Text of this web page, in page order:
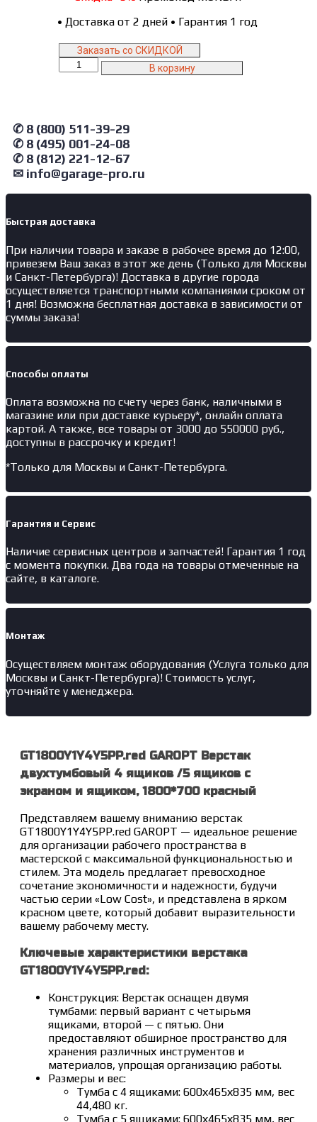
• Доставка от 2 дней • Гарантия 1 год
Заказать со СКИДКОЙ
Количество
двухтумбовый
4
ящиков
/5
ящиков
и
1800*700
красный
В корзину
✆ 8 (800) 511-39-29
✆ 8 (495) 001-24-08
✆ 8 (812) 221-12-67
✉ info@garage-pro.ru
Быстрая доставка
При наличии товара и заказе в рабочее время до 12:00,
привезем Ваш заказ в этот же день (Только для Москвы
и Санкт-Петербурга)! Доставка в другие города
осуществляется транспортными компаниями сроком от
1 дня! Возможна бесплатная доставка в зависимости от
суммы заказа!
Способы оплаты
Оплата возможна по счету через банк, наличными в
магазине или при доставке курьеру*, онлайн оплата
картой. А также, все товары от 3000 до 550000 руб.,
доступны в рассрочку и кредит!
*Только для Москвы и Санкт-Петербурга.
Гарантия и Сервис
Наличие сервисных центров и запчастей! Гарантия 1 год
с момента покупки. Два года на товары отмеченные на
сайте, в каталоге.
Монтаж
Осуществляем монтаж оборудования (Услуга только для
Москвы и Санкт-Петербурга)! Стоимость услуг,
уточняйте у менеджера.
GT1800Y1Y4Y5PP.red GAROPT Верстак
двухтумбовый 4 ящиков /5 ящиков с
экраном и ящиком, 1800*700 красный
Представляем вашему вниманию верстак
GT1800Y1Y4Y5PP.red GAROPT — идеальное решение
для организации рабочего пространства в
мастерской с максимальной функциональностью и
стилем. Эта модель предлагает превосходное
сочетание экономичности и надежности, будучи
частью серии «Low Cost», и представлена в ярком
красном цвете, который добавит выразительности
вашему рабочему месту.
Ключевые характеристики верстака
GT1800Y1Y4Y5PP.red:
Конструкция: Верстак оснащен двумя
тумбами: первый вариант с четырьмя
ящиками, второй — с пятью. Они
предоставляют обширное пространство для
хранения различных инструментов и
материалов, упрощая организацию работы.
Размеры и вес:
Тумба с 4 ящиками: 600х465х835 мм, вес
44,480 кг.
Тумба с 5 ящиками: 600х465х835 мм, вес